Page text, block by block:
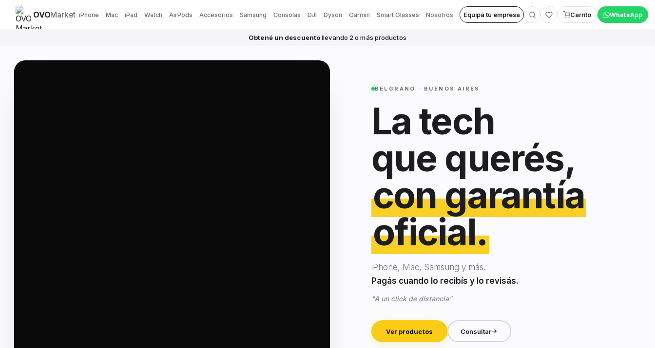
OVOMarket iPhone Mac iPad Watch AirPods Accesorios Samsung Consolas DJI Dyson Garmin Smart Glasses Nosotros Equipá tu empresa Carrito WhatsApp
Obtené un descuentollevando 2 o más productos
BELGRANO · BUENOS AIRES
La tech
que querés,
con garantía
oficial.
iPhone, Mac, Samsung y más.
Pagás cuando lo recibís y lo revisás.
"A un click de distancia"
Ver productos Consultar